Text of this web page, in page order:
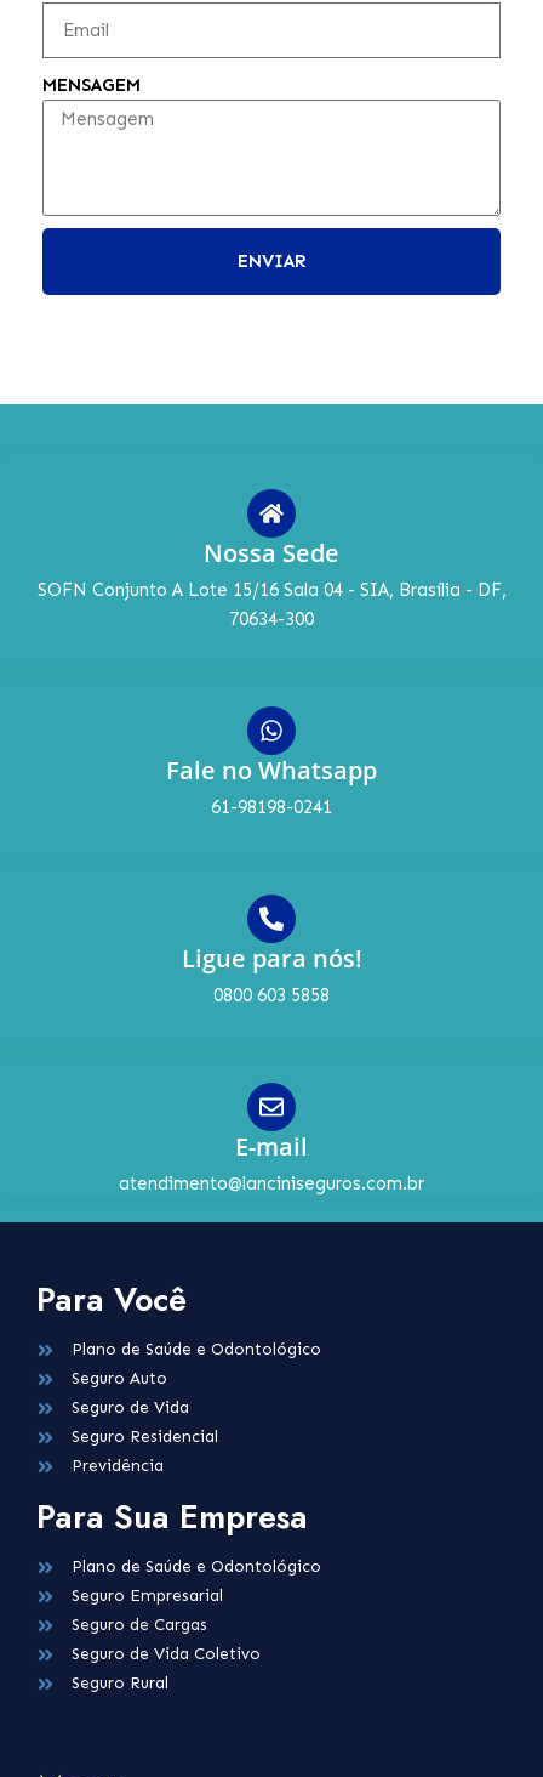
MENSAGEM
ENVIAR
E-mail
atendimento@lanciniseguros.com.br
Ligue para nós!
0800 603 5858
Fale no Whatsapp
61-98198-0241
Nossa Sede
SOFN Conjunto A Lote 15/16 Sala 04 - SIA, Brasília - DF,
70634-300
Para Você
Plano de Saúde e Odontológico
Seguro Auto
Seguro de Vida
Seguro Residencial
Previdência
Para Sua Empresa
Plano de Saúde e Odontológico
Seguro Empresarial
Seguro de Cargas
Seguro de Vida Coletivo
Seguro Rural